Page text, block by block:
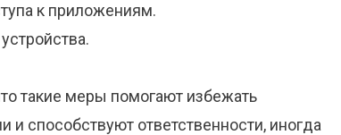
к приложениям.
такие меры помогают избежать
и способствуют ответственности, иногда